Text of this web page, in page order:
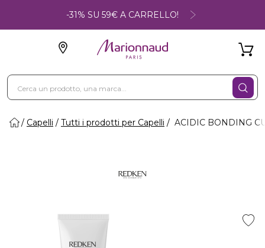
-31% SU 59€ A CARRELLO!
Capelli Tutti i prodotti per Capelli ACIDIC BONDING